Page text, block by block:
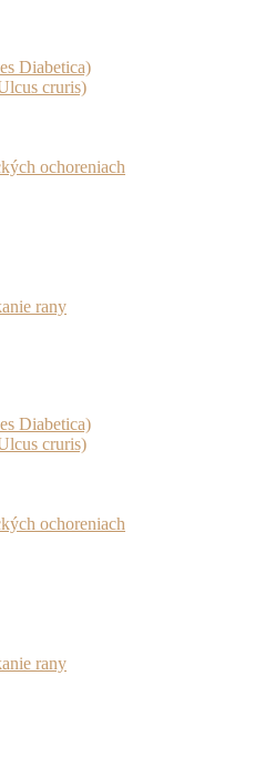
Diabetica)
cruris)
ochoreniach
rany
Diabetica)
cruris)
ochoreniach
rany